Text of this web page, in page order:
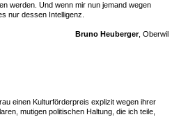
werden. Und wenn mir nun jemand wegen
nur dessen Intelligenz.
Bruno Heuberger, Oberwil
einen Kulturförderpreis explizit wegen ihrer
mutigen politischen Haltung, die ich teile,